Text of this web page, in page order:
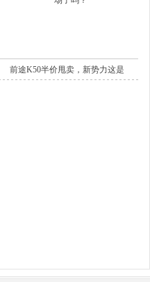
前途K50半价甩卖，新势力这是